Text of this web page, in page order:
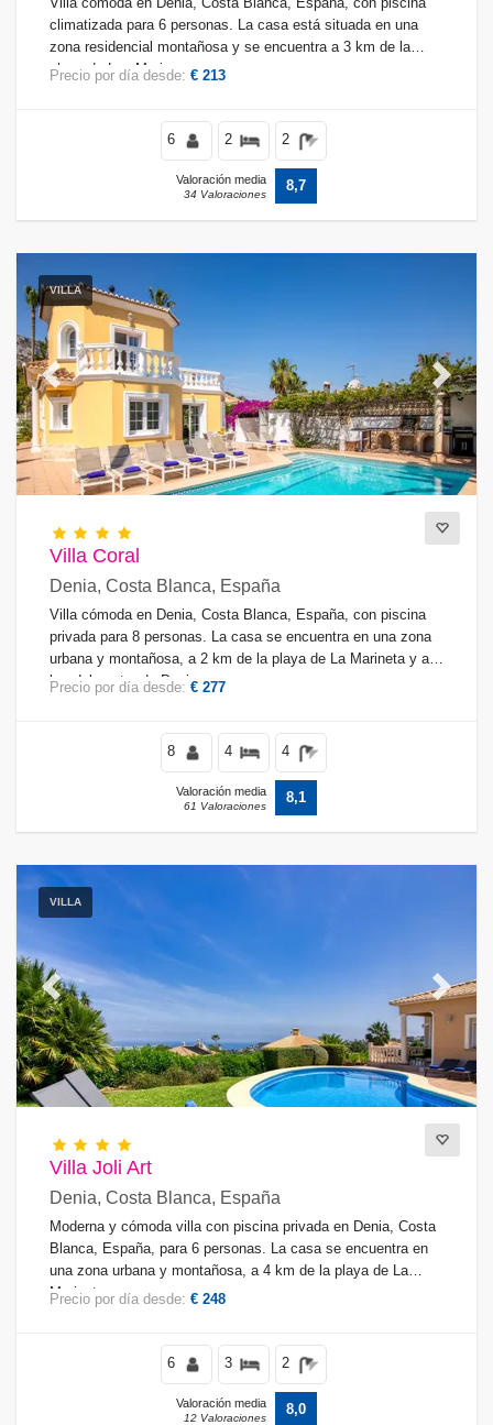
Distancias
Confort
Servicios
Vistas
Suplementario
Villa cómoda en Denia, Costa Blanca, España, con piscina
climatizada para 6 personas. La casa está situada en una
zona residencial montañosa y se encuentra a 3 km de la
playa de Las Marinas.
Precio por día desde: € 213
6 2 2
Valoración media
34 Valoraciones
8,7
VILLA
Previous Next
Villa Coral
Denia, Costa Blanca, España
Villa cómoda en Denia, Costa Blanca, España, con piscina
privada para 8 personas. La casa se encuentra en una zona
urbana y montañosa, a 2 km de la playa de La Marineta y a 3
km del centro de Denia.
Precio por día desde: € 277
8 4 4
Valoración media
61 Valoraciones
8,1
VILLA
Previous Next
Villa Joli Art
Denia, Costa Blanca, España
Moderna y cómoda villa con piscina privada en Denia, Costa
Blanca, España, para 6 personas. La casa se encuentra en
una zona urbana y montañosa, a 4 km de la playa de La
Marineta.
Precio por día desde: € 248
6 3 2
Valoración media
12 Valoraciones
8,0